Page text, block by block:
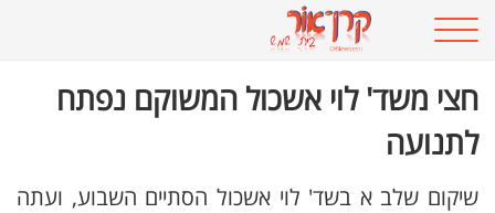
חצי משד' לוי אשכול המשוקם נפתח
לתנועה
שיקום שלב א בשד' לוי אשכול הסתיים השבוע, ועתה